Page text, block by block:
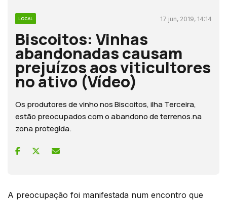
LOCAL 17 jun, 2019, 14:14
Biscoitos: Vinhas
abandonadas causam
prejuízos aos viticultores
no ativo (Vídeo)
Os produtores de vinho nos Biscoitos, ilha Terceira,
estão preocupados com o abandono de terrenos.na
zona protegida.
A preocupação foi manifestada num encontro que